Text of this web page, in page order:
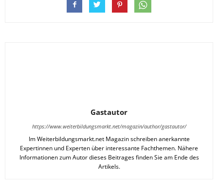
Gastautor
https://www.weiterbildungsmarkt.net/magazin/author/gastautor/
Im Weiterbildungsmarkt.net Magazin schreiben anerkannte
Expertinnen und Experten über interessante Fachthemen. Nähere
Informationen zum Autor dieses Beitrages finden Sie am Ende des
Artikels.